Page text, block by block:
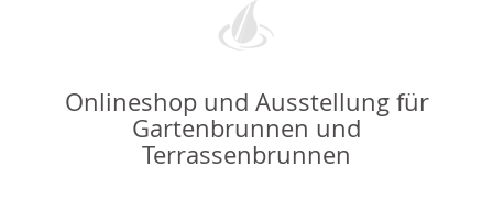
Onlineshop und Ausstellung für
Gartenbrunnen und
Terrassenbrunnen